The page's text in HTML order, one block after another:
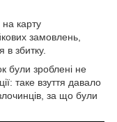
карту
замовлень,
збитку.
були зроблені не
таке взуття давало
за що були